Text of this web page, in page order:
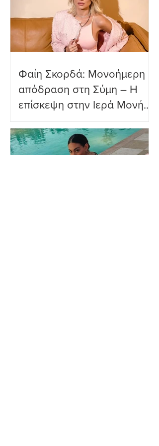
Φαίη Σκορδά: Μονοήμερη
απόδραση στη Σύμη – Η
επίσκεψη στην Ιερά Μονή
Πανορμίτη